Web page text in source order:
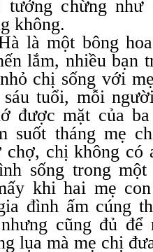
tưởng chừng
không.
là một bông
lắm, nhiềubạn
chị sống với
tuổi, mỗi
được mặt của
suốt tháng mẹ
chợ, chị không có
sống trong
khi hai mẹ
đình ấm cúng
cũng đủ
lụa mà mẹ chị